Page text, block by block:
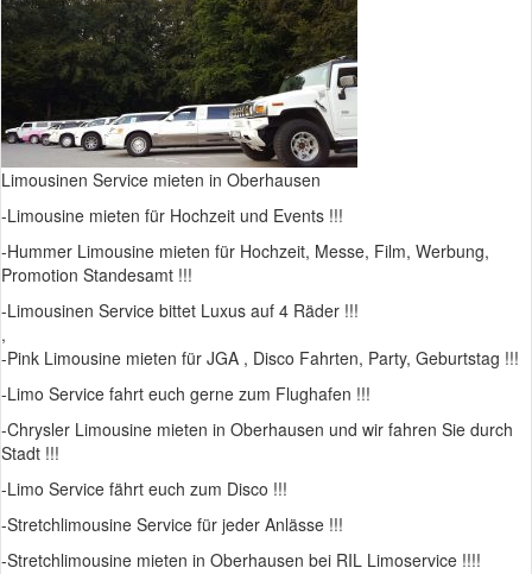
Bezahlung
Autoschmuk- Kunst Blumen bestellen
Bildergalerien
Videos
Presse über uns
Unsere Partner
Impressum
Datenschutzerklärung
Limousinen Service mieten in Oberhausen
-Limousine mieten für Hochzeit und Events !!!
-Hummer Limousine mieten für Hochzeit, Messe, Film, Werbung,
Promotion Standesamt !!!
-Limousinen Service bittet Luxus auf 4 Räder !!!
,
-Pink Limousine mieten für JGA , Disco Fahrten, Party, Geburtstag !!!
-Limo Service fahrt euch gerne zum Flughafen !!!
-Chrysler Limousine mieten in Oberhausen und wir fahren Sie durch
Stadt !!!
-Limo Service fährt euch zum Disco !!!
-Stretchlimousine Service für jeder Anlässe !!!
-Stretchlimousine mieten in Oberhausen bei RIL Limoservice !!!!